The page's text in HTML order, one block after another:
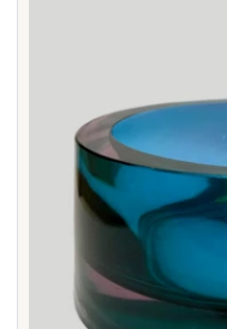
Производитель